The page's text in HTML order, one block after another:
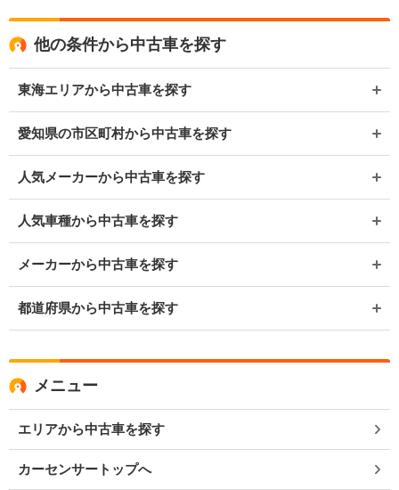
他の条件から中古車を探す
東海エリアから中古車を探す
愛知県の市区町村から中古車を探す
人気メーカーから中古車を探す
人気車種から中古車を探す
メーカーから中古車を探す
都道府県から中古車を探す
メニュー
エリアから中古車を探す
カーセンサートップへ